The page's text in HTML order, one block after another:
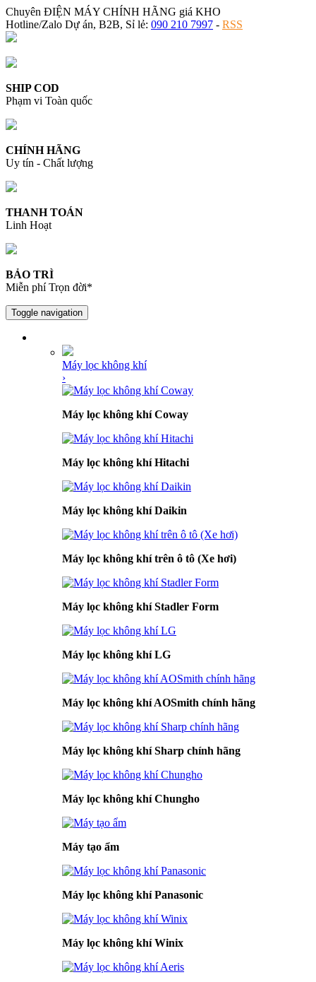
Chuyên ĐIỆN MÁY CHÍNH HÃNG giá KHO
Hotline/Zalo Dự án, B2B, Sỉ lẻ: 090 210 7997 - RSS
SHIP COD
Phạm vi Toàn quốc
CHÍNH HÃNG
Uy tín - Chất lượng
THANH TOÁN
Linh Hoạt
BẢO TRÌ
Miễn phí Trọn đời*
Toggle navigation
Máy lọc không khí
›
Máy lọc không khí Coway
Máy lọc không khí Hitachi
Máy lọc không khí Daikin
Máy lọc không khí trên ô tô (Xe hơi)
Máy lọc không khí Stadler Form
Máy lọc không khí LG
Máy lọc không khí AOSmith chính hãng
Máy lọc không khí Sharp chính hãng
Máy lọc không khí Chungho
Máy tạo ẩm
Máy lọc không khí Panasonic
Máy lọc không khí Winix